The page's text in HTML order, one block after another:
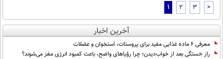
1 2 3 >
آخرین اخبار
معرفی ۶ ماده غذایی مفید برای پروستات، استخوان و عضلات
راز خستگی بعد از خواب‌دیدن؛ چرا رؤیاهای واضح، باعث کمبود انرژی مغز می‌شوند؟